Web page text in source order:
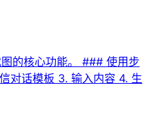
的核心功能。 ### 使用步
对话模板 3. 输入内容 4. 生